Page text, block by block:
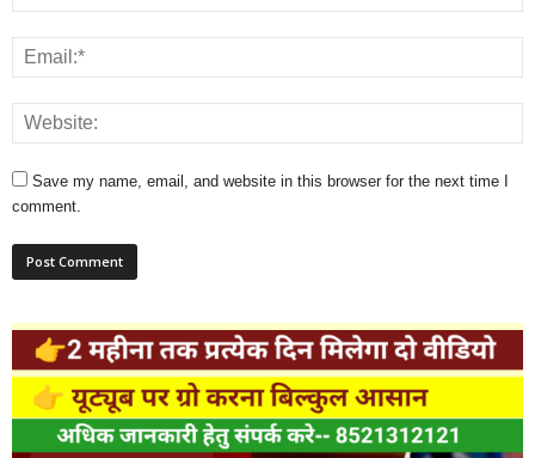
Save my name, email, and website in this browser for the next time I
comment.